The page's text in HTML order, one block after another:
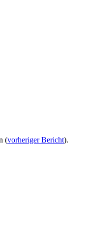
(vorheriger Bericht).